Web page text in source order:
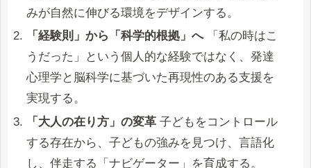
みが自然に伸びる環境をデザインする。
「経験則」から「科学的根拠」へ「私の時はこ
うだった」という個人的な経験ではなく、発達
心理学と脳科学に基づいた再現性のある支援を
実現する。
「大人の在り方」の変革 子どもをコントロール
する存在から、子どもの強みを見つけ、言語化
し、伴走する「ナビゲーター」を育成する。